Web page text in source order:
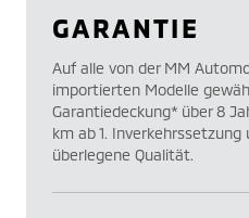
GARANTIE
Auf alle von der MM
importierten Modelle
Garantiedeckung* über 8
km ab 1.
überlegene Qualität.